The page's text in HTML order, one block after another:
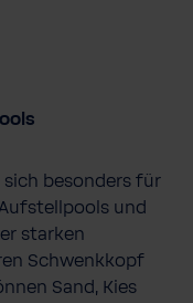
sich besonders für
und
starken
Schwenkkopf
Sand, Kies